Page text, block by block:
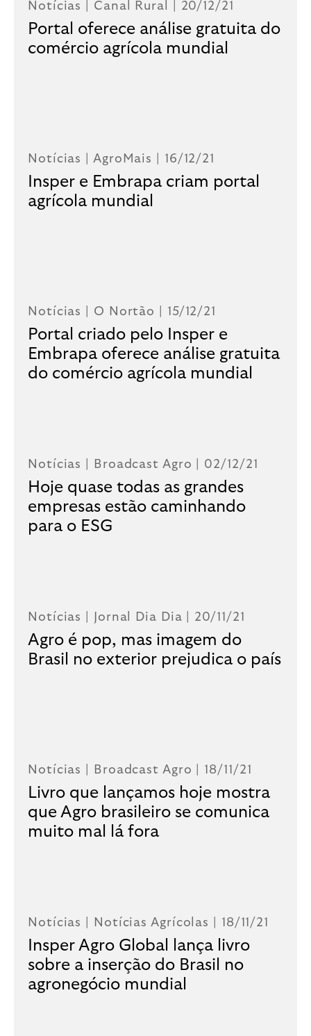
Notícias | Canal Rural | 20/12/21
Portal oferece análise gratuita do
comércio agrícola mundial
Notícias | AgroMais | 16/12/21
Insper e Embrapa criam portal
agrícola mundial
Notícias | O Nortão | 15/12/21
Portal criado pelo Insper e
Embrapa oferece análise gratuita
do comércio agrícola mundial
Notícias | Broadcast Agro | 02/12/21
Hoje quase todas as grandes
empresas estão caminhando
para o ESG
Notícias | Jornal Dia Dia | 20/11/21
Agro é pop, mas imagem do
Brasil no exterior prejudica o país
Notícias | Broadcast Agro | 18/11/21
Livro que lançamos hoje mostra
que Agro brasileiro se comunica
muito mal lá fora
Notícias | Notícias Agrícolas | 18/11/21
Insper Agro Global lança livro
sobre a inserção do Brasil no
agronegócio mundial